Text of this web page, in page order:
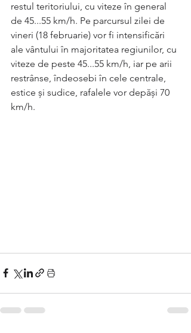
restul teritoriului, cu viteze în general
de 45...55 km/h. Pe parcursul zilei de
vineri (18 februarie) vor fi intensificări
ale vântului în majoritatea regiunilor, cu
viteze de peste 45...55 km/h, iar pe arii
restrânse, îndeosebi în cele centrale,
estice și sudice, rafalele vor depăși 70
km/h.